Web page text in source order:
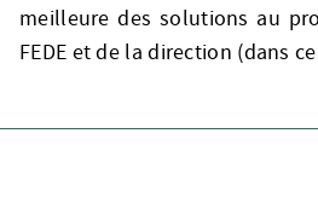
meilleure des solutions au
FEDE et de la direction (dans